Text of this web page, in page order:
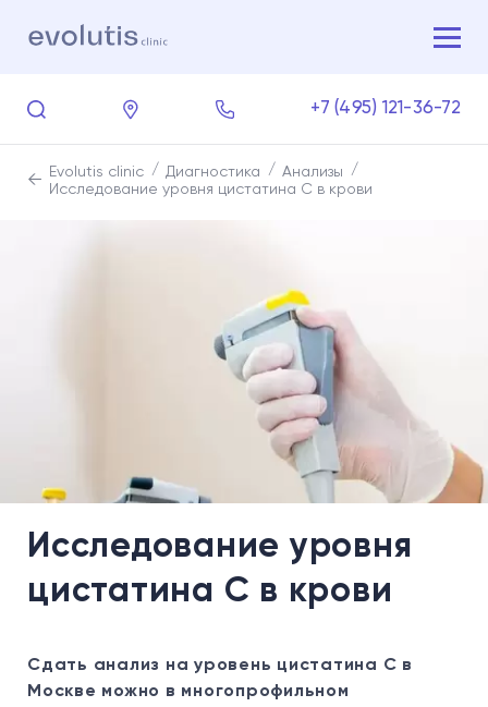
+7 (495) 121-36-72
Evolutis clinic Диагностика
Анализы
Исследование уровня цистатина С в крови
Исследование уровня
цистатина С в крови
Сдать анализ на уровень цистатина С в
Москве можно в многопрофильном